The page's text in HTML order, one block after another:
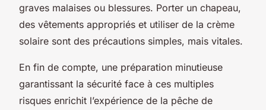
graves malaises ou blessures. Porter un chapeau,
des vêtements appropriés et utiliser de la crème
solaire sont des précautions simples, mais vitales.
En fin de compte, une préparation minutieuse
garantissant la sécurité face à ces multiples
risques enrichit l’expérience de la pêche de